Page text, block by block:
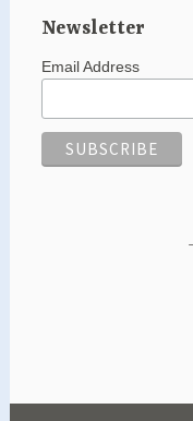
Newsletter
Email Address